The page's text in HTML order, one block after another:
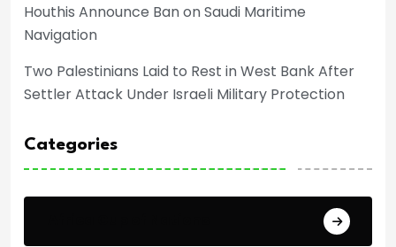
Houthis Announce Ban on Saudi Maritime
Navigation
Two Palestinians Laid to Rest in West Bank After
Settler Attack Under Israeli Military Protection
Categories